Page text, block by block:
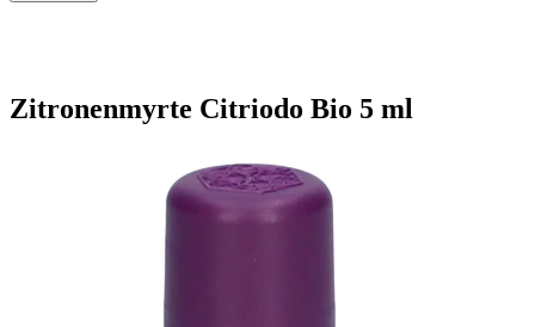
Zitronenmyrte Citriodo Bio 5 ml